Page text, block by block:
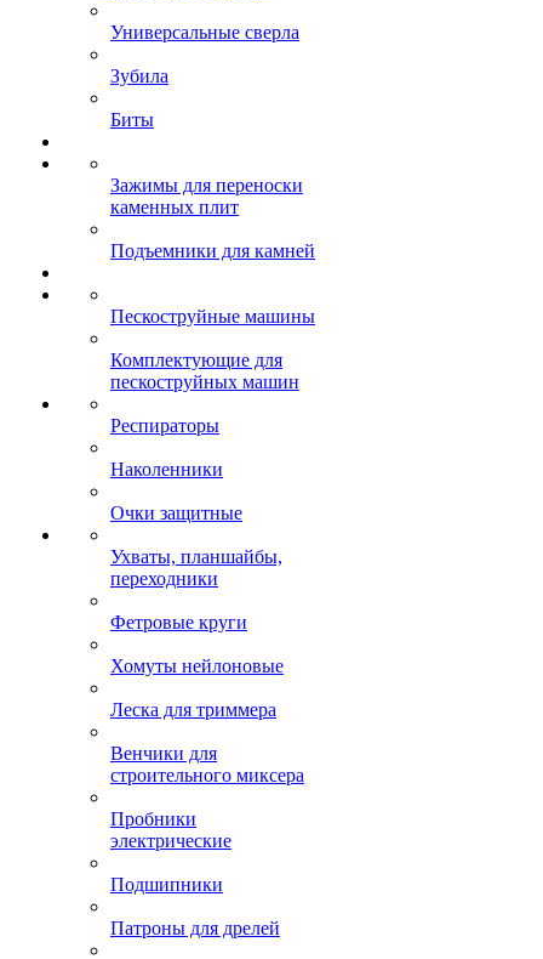
Универсальные сверла
Зубила
Биты
Зажимы для переноски
каменных плит
Подъемники для камней
Пескоструйные машины
Комплектующие для
пескоструйных машин
Респираторы
Наколенники
Очки защитные
Ухваты, планшайбы,
переходники
Фетровые круги
Хомуты нейлоновые
Леска для триммера
Венчики для
строительного миксера
Пробники
электрические
Подшипники
Патроны для дрелей